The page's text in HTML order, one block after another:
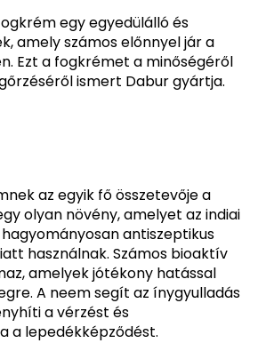
egy egyedülálló és
amely számos előnnyel jár a
Ezt a fogkrémet a minőségéről
ismert Dabur gyártja.
az egyik fő összetevője a
olyan növény, amelyet az indiai
antiszeptikus
használnak. Számos bioaktív
amelyek jótékony hatással
A neem segít az ínygyulladás
a vérzést és
a lepedékképződést.